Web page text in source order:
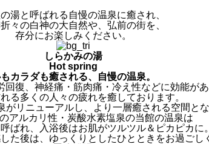
湯と呼ばれる自慢の温泉に癒され、
々の⽩神の⼤⾃然や、弘前の街を、
存分にお楽しみください。
しらかみの湯
Hot spring
カラダも癒される、自慢の温泉。
回復、神経痛・筋肉痛・冷え性などに効能があ
る多くの人々の疲れを癒しております。
がリニューアルし、より一層癒される空間とな
のアルカリ性・炭酸水素塩泉の当館の温泉は
呼ばれ、入浴後はお肌がツルツル＆ピカピカに。
た後は、ゆっくりとしたひとときをお過ごし